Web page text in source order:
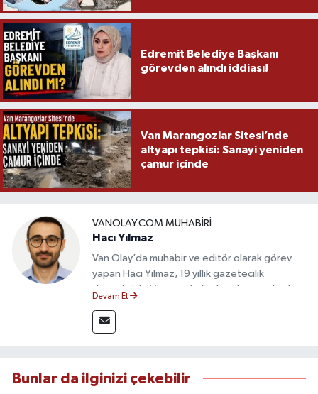
Edremit Belediye Başkanı
görevden alındı iddiası!
Van Marangozlar Sitesi’nde
altyapı tepkisi: Sanayi yeniden
çamur içinde
VANOLAY.COM MUHABIRI
Hacı Yılmaz
Van Olay’da muhabir ve editör olarak görev
yapan Hacı Yılmaz, 19 yıllık gazetecilik
deneyimiyle Van yerel gündemi başta olmak
takip etmektedir. Editoryal sürece katkı sunan
Yılmaz, tarafsızlık, doğruluk ve etik ilkeler
bilgilendirmektedir.
Devam Et
Bunlar da ilginizi çekebilir